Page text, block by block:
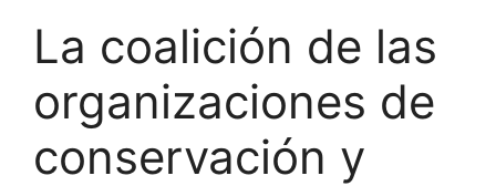
La coalición de las
organizaciones de
conservación y